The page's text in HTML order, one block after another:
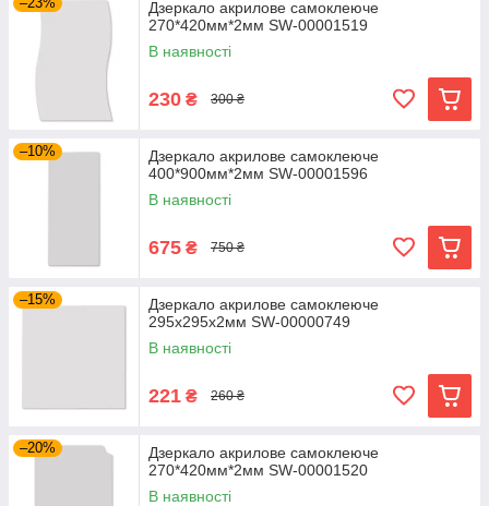
Дзеркало акрилове самоклеюче
270*420мм*2мм SW-00001519
В наявності
230 ₴ 300 ₴
–10%
Дзеркало акрилове самоклеюче
400*900мм*2мм SW-00001596
В наявності
675 ₴ 750 ₴
–15%
Дзеркало акрилове самоклеюче
295х295х2мм SW-00000749
В наявності
221 ₴ 260 ₴
–20%
Дзеркало акрилове самоклеюче
270*420мм*2мм SW-00001520
В наявності